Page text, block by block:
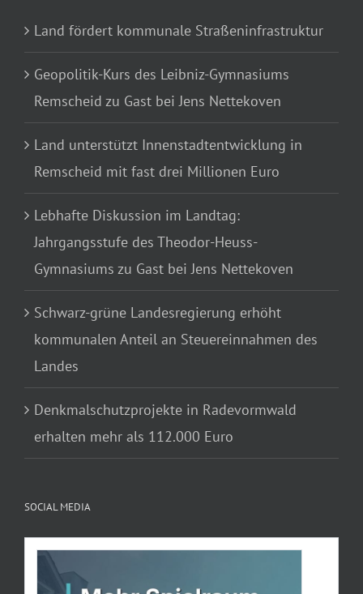
Land fördert kommunale Straßeninfrastruktur
Geopolitik-Kurs des Leibniz-Gymnasiums
Remscheid zu Gast bei Jens Nettekoven
Land unterstützt Innenstadtentwicklung in
Remscheid mit fast drei Millionen Euro
Lebhafte Diskussion im Landtag:
Jahrgangsstufe des Theodor-Heuss-
Gymnasiums zu Gast bei Jens Nettekoven
Schwarz-grüne Landesregierung erhöht
kommunalen Anteil an Steuereinnahmen des
Landes
Denkmalschutzprojekte in Radevormwald
erhalten mehr als 112.000 Euro
SOCIAL MEDIA